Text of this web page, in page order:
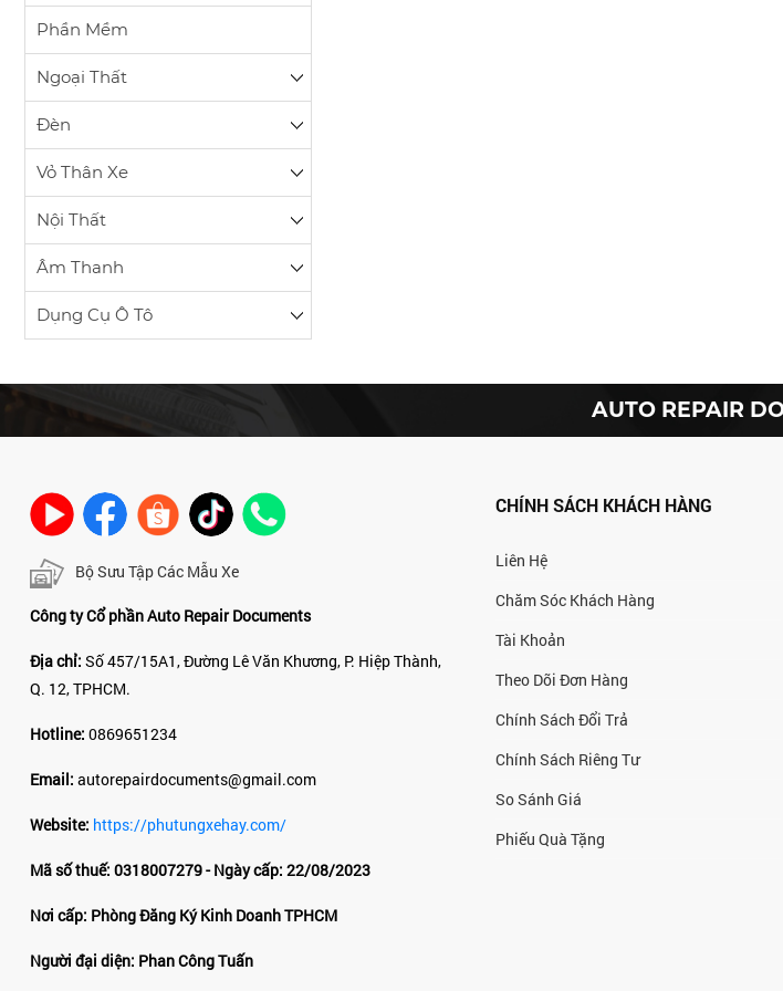
Phần Mềm
Ngoại Thất
Đèn
Vỏ Thân Xe
Nội Thất
Âm Thanh
Dụng Cụ Ô Tô
AUTO REPAIR
Bộ Sưu Tập Các Mẫu Xe
Công ty Cổ phần Auto Repair Documents
Địa chỉ: Số 457/15A1, Đường Lê Văn Khương, P. Hiệp Thành,
Q. 12, TPHCM.
Hotline: 0869651234
Email: autorepairdocuments@gmail.com
Website: https://phutungxehay.com/
Mã số thuế: 0318007279 - Ngày cấp: 22/08/2023
Nơi cấp: Phòng Đăng Ký Kinh Doanh TPHCM
Người đại diện: Phan Công Tuấn
CHÍNH SÁCH KHÁCH HÀNG
Liên Hệ
Chăm Sóc Khách Hàng
Tài Khoản
Theo Dõi Đơn Hàng
Chính Sách Đổi Trả
Chính Sách Riêng Tư
So Sánh Giá
Phiếu Quà Tặng